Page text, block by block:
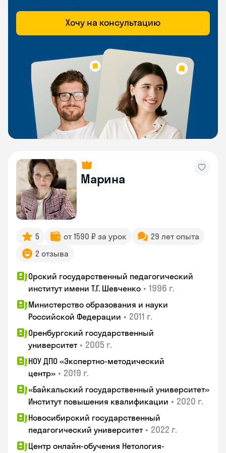
Хочу на консультацию
Марина
5 от 1590 ₽ за урок
29 лет опыта
2 отзыва
Орский государственный педагогический
институт имени Т.Г. Шевченко • 1996 г.
Министерство образования и науки
Российской Федерации • 2011 г.
Оренбургский государственный
университет • 2005 г.
НОУ ДПО «Экспертно-методический
центр» • 2019 г.
«Байкальский государственный университет»
Институт повышения квалификации • 2020 г.
Новосибирский государственный
педагогический университет • 2022 г.
Центр онлайн-обучения Нетология-